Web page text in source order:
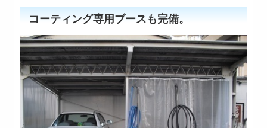
コーティング専用ブースも完備。